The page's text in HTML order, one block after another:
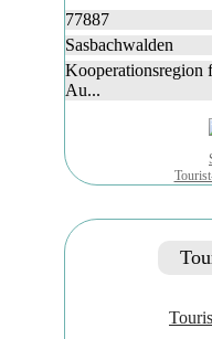
77887
Sasbachwalden
Kooperationsregion
Au...